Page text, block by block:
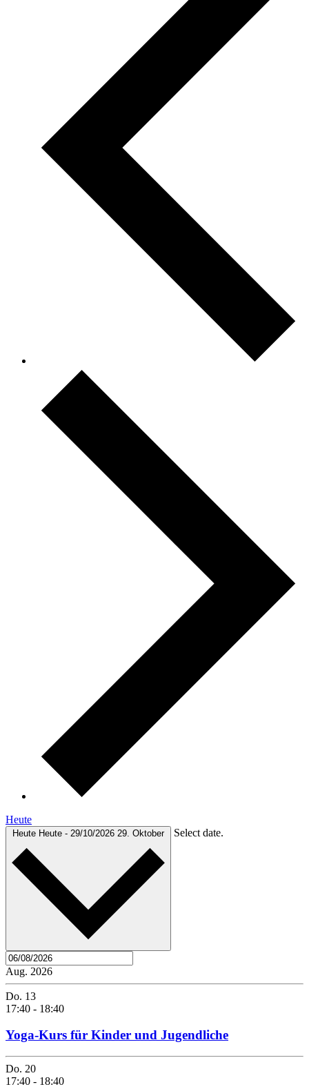
Heute
Heute Heute - 29/10/2026 29. Oktober Select date.
Aug. 2026
Do. 13
17:40 - 18:40
Yoga-Kurs für Kinder und Jugendliche
Do. 20
17:40 - 18:40